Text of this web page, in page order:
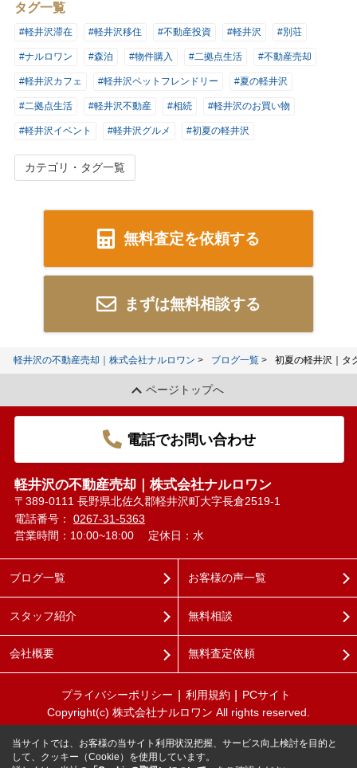
タグ一覧
#軽井沢滞在 #軽井沢移住 #不動産投資 #軽井沢 #別荘
#ナルロワン #森泊 #物件購入 #二拠点生活 #不動産売却
#軽井沢カフェ #軽井沢ペットフレンドリー #夏の軽井沢
#二拠点生活 #軽井沢不動産 #相続 #軽井沢のお買い物
#軽井沢イベント #軽井沢グルメ #初夏の軽井沢
カテゴリ・タグ一覧
無料査定を依頼する
まずは無料相談する
軽井沢の不動産売却｜株式会社ナルロワン ブログ一覧 初夏の軽井沢｜タ
ページトップへ
電話でお問い合わせ
軽井沢の不動産売却｜株式会社ナルロワン
〒389-0111 長野県北佐久郡軽井沢町大字長倉2519-1
電話番号： 0267-31-5363
営業時間：10:00~18:00
定休日：水
ブログ一覧
スタッフ紹介
会社概要
お客様の声一覧
無料相談
無料査定依頼
プライバシーポリシー 利用規約
PCサイト
Copyright(c) 株式会社ナルロワン All rights reserved.
当サイトでは、お客様の当サイト利用状況把握、サービス向上検討を目的と
して、クッキー（Cookie）を使用しています。